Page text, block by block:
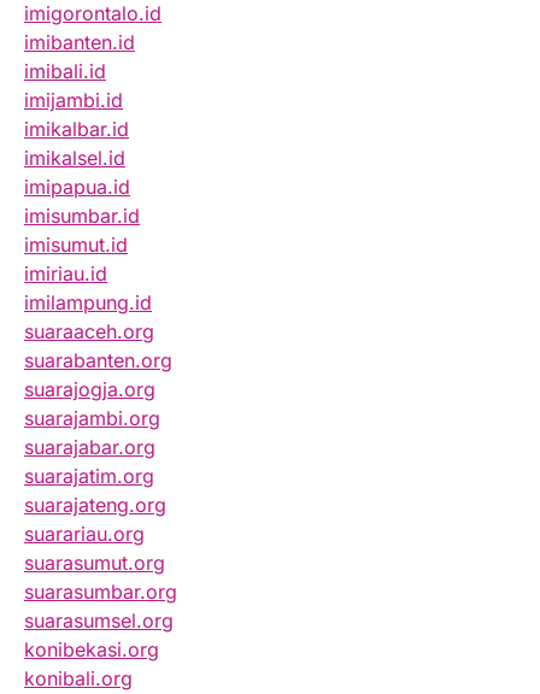
imigorontalo.id
imibanten.id
imibali.id
imijambi.id
imikalbar.id
imikalsel.id
imipapua.id
imisumbar.id
imisumut.id
imiriau.id
imilampung.id
suaraaceh.org
suarabanten.org
suarajogja.org
suarajambi.org
suarajabar.org
suarajatim.org
suarajateng.org
suarariau.org
suarasumut.org
suarasumbar.org
suarasumsel.org
konibekasi.org
konibali.org